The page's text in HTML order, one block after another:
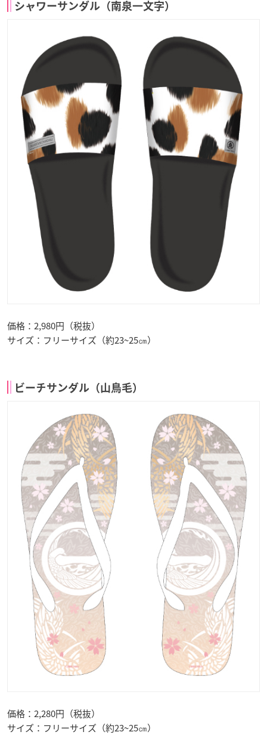
シャワーサンダル（南泉一文字）
価格：2,980円（税抜）
サイズ：フリーサイズ（約23~25㎝）
ビーチサンダル（山鳥毛）
価格：2,280円（税抜）
サイズ：フリーサイズ（約23~25㎝）